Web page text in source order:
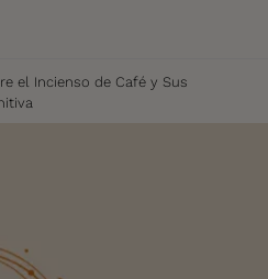
el Incienso de Café y Sus